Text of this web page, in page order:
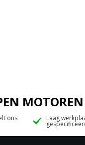
MOTOREN
ons Laag